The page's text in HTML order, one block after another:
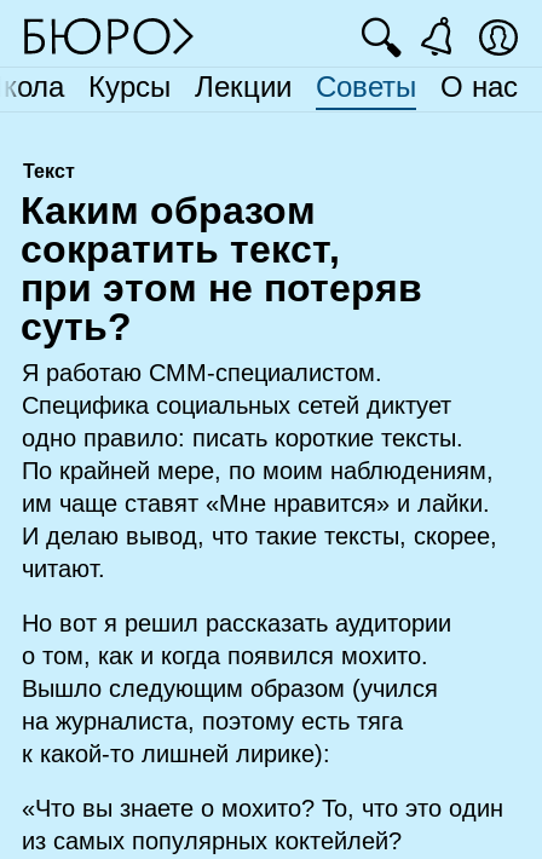
Курсы Лекции Советы О нас
🔍
Текст
Каким образом
сократить текст,
при этом не потеряв
суть?
Я работаю СММ‑специалистом.
Специфика социальных сетей диктует
одно правило: писать короткие тексты.
По крайней мере, по моим наблюдениям,
им чаще ставят «Мне нравится» и лайки.
И делаю вывод, что такие тексты, скорее,
читают.
Но вот я решил рассказать аудитории
о том, как и когда появился мохито.
Вышло следующим образом (учился
на журналиста, поэтому есть тяга
к какой‑то лишней лирике):
«Что вы знаете о мохито? То, что это один
из самых популярных коктейлей?